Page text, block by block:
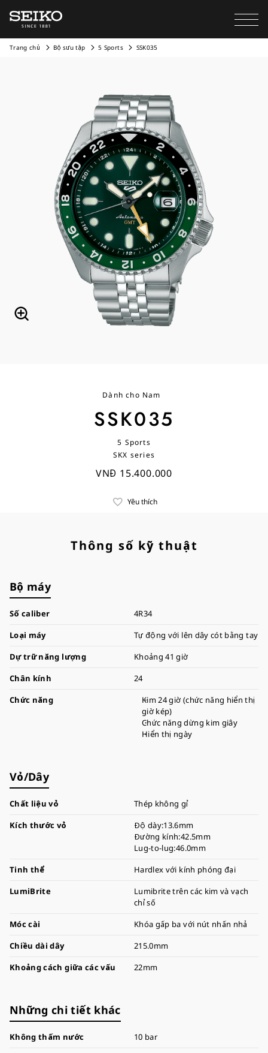
Trang chủ Bộ sưu tập 5 Sports SSK035
Dành cho Nam
SSK035
5 Sports
SKX series
VNĐ 15.400.000
Yêu thích
Thông số kỹ thuật
Bộ máy
Số caliber
4R34
Loại máy
Tự động với lên dây cót bằng tay
Dự trữ năng lượng
Khoảng 41 giờ
Chân kính
24
Chức năng
Kim 24 giờ (chức năng hiển thị
giờ kép)
Chức năng dừng kim giây
Hiển thị ngày
Vỏ/Dây
Chất liệu vỏ
Thép không gỉ
Kích thước vỏ
Độ dày:13.6mm
Đường kính:42.5mm
Lug-to-lug:46.0mm
Tinh thể
Hardlex với kính phóng đại
LumiBrite
Lumibrite trên các kim và vạch
chỉ số
Móc cài
Khóa gấp ba với nút nhấn nhả
Chiều dài dây
215.0mm
Khoảng cách giữa các vấu
22mm
Những chi tiết khác
Không thấm nước
10 bar